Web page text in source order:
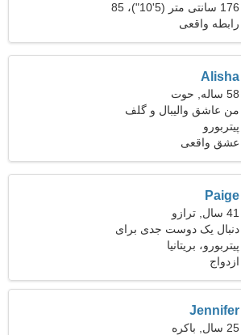
است
176 سانتی متر (5'10")، 85
کیلوگرم (187 پوند)
رابطه واقعی
Alisha
58 ساله, حوت
من عاشق والیبال و گلف
هستم
پیتربورو
عشق واقعی
Paige
41 سال, ترازو
دنبال یک دوست جدی برای
خانواده هستم
پیتربورو، بریتانیا
ازدواج
Jennifer
25 سال, باکره